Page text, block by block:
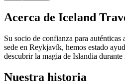
Acerca de Iceland
Su socio de confianza para auténticas
sede en Reykjavík, hemos estado
descubrir la magia de Islandia durante
Nuestra historia